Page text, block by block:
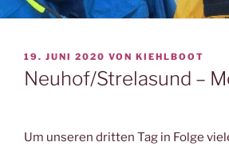
VERÖFFENTLICHT
AM
19. JUNI 2020 VON KIEHLBOOT
Neuhof/Strelasund –
Um unseren dritten Tag in Folge